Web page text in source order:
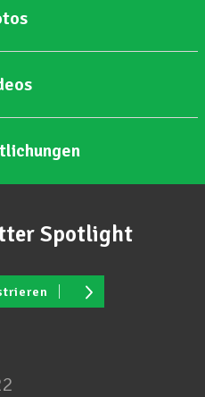
Spotlight